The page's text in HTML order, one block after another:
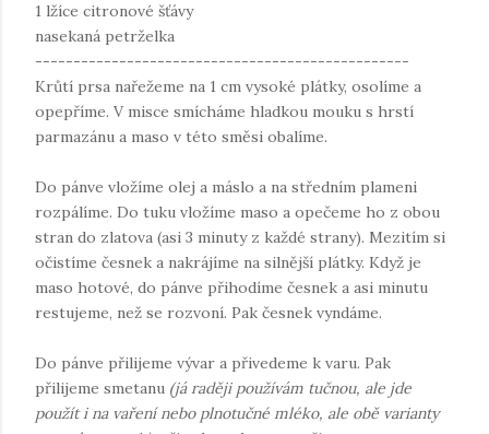
1 lžíce citronové šťávy
nasekaná petrželka
-------------------------------------------------
Krůtí prsa nařežeme na 1 cm vysoké plátky, osolíme a
opepříme. V misce smícháme hladkou mouku s hrstí
parmazánu a maso v této směsi obalíme.
Do pánve vložíme olej a máslo a na středním plameni
rozpálíme. Do tuku vložíme maso a opečeme ho z obou
stran do zlatova (asi 3 minuty z každé strany). Mezitím si
očistíme česnek a nakrájíme na silnější plátky. Když je
maso hotové, do pánve přihodíme česnek a asi minutu
restujeme, než se rozvoní. Pak česnek vyndáme.
Do pánve přilijeme vývar a přivedeme k varu. Pak
přilijeme smetanu (já raději používám tučnou, ale jde
použít i na vaření nebo plnotučné mléko, ale obě varianty